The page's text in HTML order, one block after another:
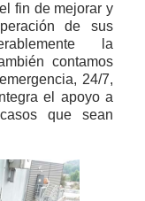
fin de mejorar y
de sus
la
contamos
24/7,
el apoyo a
que sean